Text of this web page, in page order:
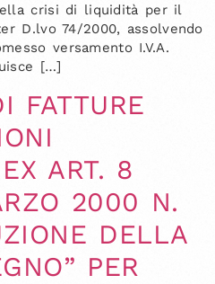
crisi di liquidità per il
D.lvo 74/2000, assolvendo
versamento I.V.A.
[…]
FATTURE
ART. 8
2000 N.
DELLA
PER